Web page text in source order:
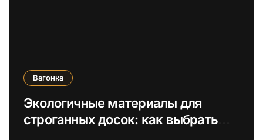
Вагонка
Экологичные материалы для
строганных досок: как выбрать